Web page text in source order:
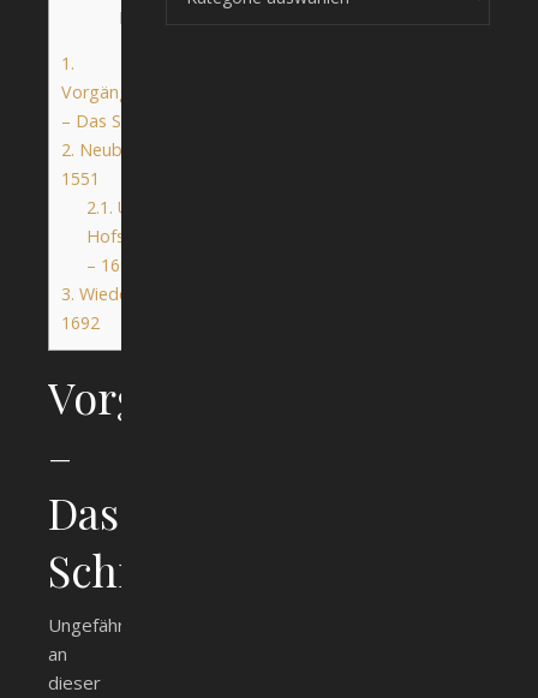
Inhalt
1.
Vorgängerbebauung
– Das Schinderhaus
2. Neubebauung
1551
2.1. Unbebaute
Hofstatt, ~1651
– 1692
3. Wiederbebauung
1692
Vorgängerbebauung
–
Das
Schinderhaus
Ungefähr
an
dieser